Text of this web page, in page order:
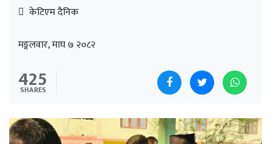
केटिएम दैनिक
मङ्गलवार, माघ ७ २०८२
425
SHARES